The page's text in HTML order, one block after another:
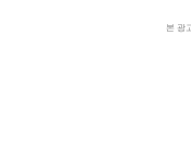
본 광